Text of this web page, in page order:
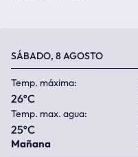
SÁBADO, 8 AGOSTO
Temp. máxima:
26ºC
Temp. max. agua:
25ºC
Mañana